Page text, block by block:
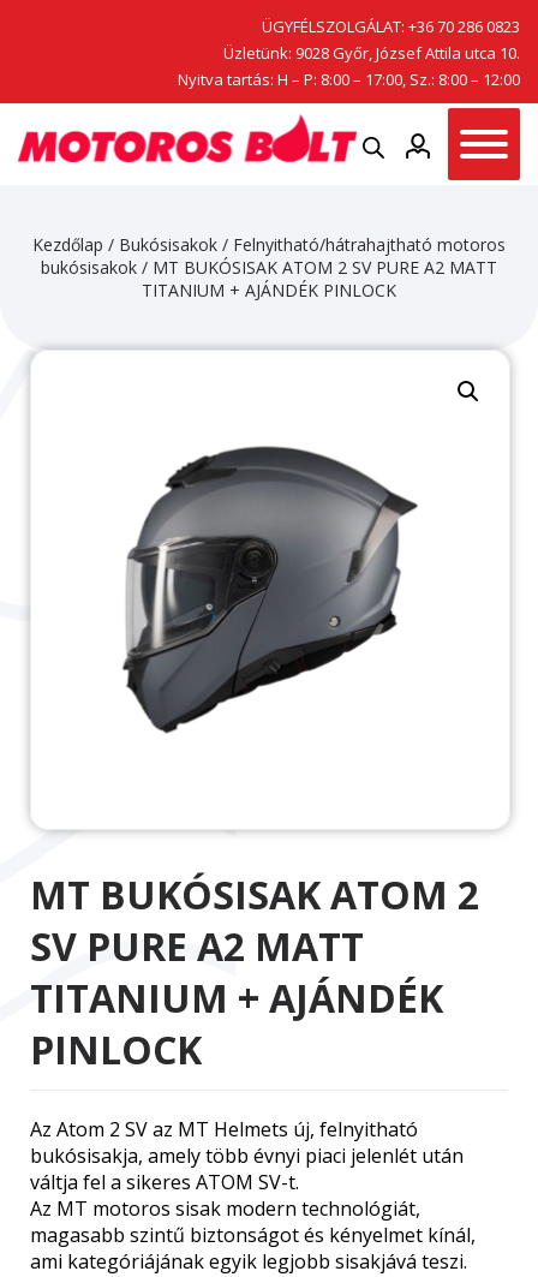
ÜGYFÉLSZOLGÁLAT: +36 70 286 0823
Üzletünk: 9028 Győr, József Attila utca 10.
Nyitva tartás: H – P: 8:00 – 17:00, Sz.: 8:00 – 12:00
Kezdőlap / Bukósisakok / Felnyitható/hátrahajtható motoros
bukósisakok / MT BUKÓSISAK ATOM 2 SV PURE A2 MATT
TITANIUM + AJÁNDÉK PINLOCK
MT BUKÓSISAK ATOM 2
SV PURE A2 MATT
TITANIUM + AJÁNDÉK
PINLOCK
Az Atom 2 SV az MT Helmets új, felnyitható
bukósisakja, amely több évnyi piaci jelenlét után
váltja fel a sikeres ATOM SV-t.
Az MT motoros sisak modern technológiát,
magasabb szintű biztonságot és kényelmet kínál,
ami kategóriájának egyik legjobb sisakjává teszi.